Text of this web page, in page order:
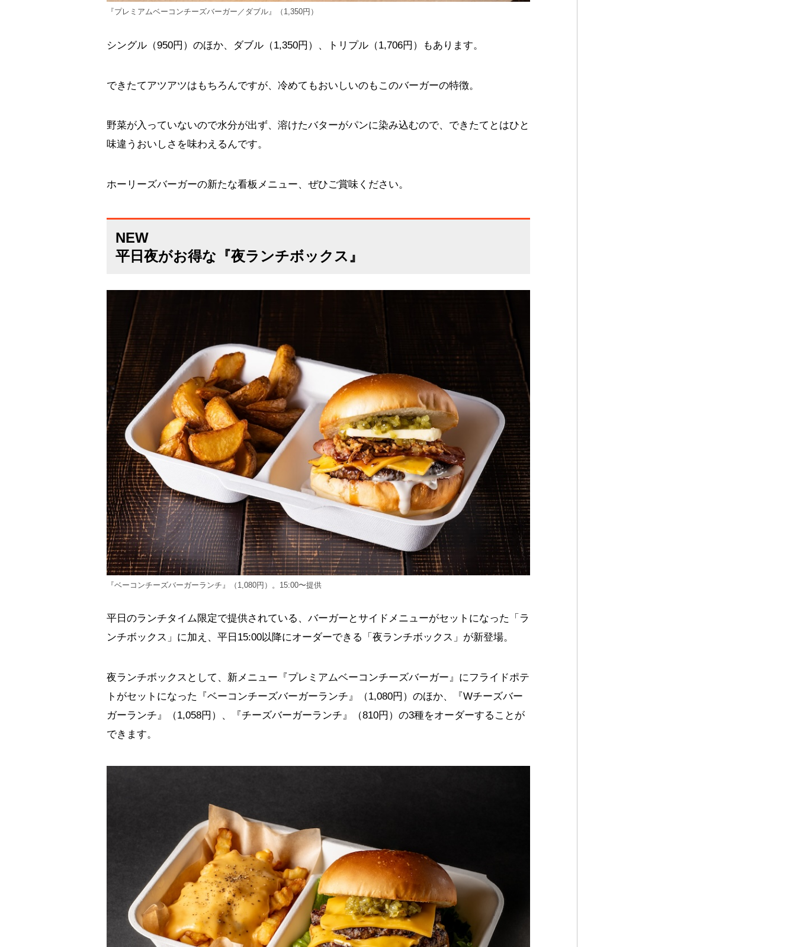
『プレミアムベーコンチーズバーガー／ダブル』（1,350円）
シングル（950円）のほか、ダブル（1,350円）、トリプル（1,706円）もあります。
できたてアツアツはもちろんですが、冷めてもおいしいのもこのバーガーの特徴。
野菜が入っていないので水分が出ず、溶けたバターがパンに染み込むので、できたてとはひと
味違うおいしさを味わえるんです。
ホーリーズバーガーの新たな看板メニュー、ぜひご賞味ください。
NEW
平日夜がお得な『夜ランチボックス』
『ベーコンチーズバーガーランチ』（1,080円）。15:00〜提供
平日のランチタイム限定で提供されている、バーガーとサイドメニューがセットになった「ラ
ンチボックス」に加え、平日15:00以降にオーダーできる「夜ランチボックス」が新登場。
夜ランチボックスとして、新メニュー『プレミアムベーコンチーズバーガー』にフライドポテ
トがセットになった『ベーコンチーズバーガーランチ』（1,080円）のほか、『Wチーズバー
ガーランチ』（1,058円）、『チーズバーガーランチ』（810円）の3種をオーダーすることが
できます。